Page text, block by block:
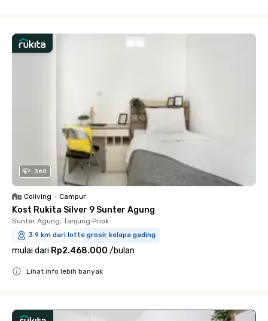
360
Coliving • Campur
Kost Rukita Silver 9 Sunter Agung
Sunter Agung, Tanjung Priok
3.9 km dari lotte grosir kelapa gading
mulai dari Rp2.468.000 /bulan
Lihat info lebih banyak